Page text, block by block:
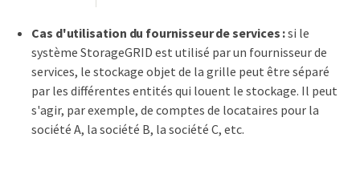
Cas d'utilisation du fournisseur de services :si le
système StorageGRID est utilisé par un fournisseur de
services, le stockage objet de la grille peut être séparé
par les différentes entités qui louent le stockage. Il peut
s'agir, par exemple, de comptes de locataires pour la
société A, la société B, la société C, etc.